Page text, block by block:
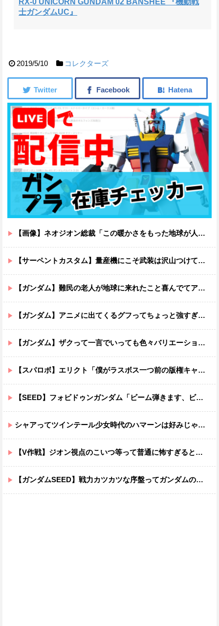
RX-0 UNICORN GUNDAM 02 BANSHEE 『機動戦
士ガンダムUC』
2019/5/10 コレクターズ
【画像】ネオジオン総裁「この暖かさをもった地球が人間さえ破壊するんだ（汗だく）」
【サーペントカスタム】量産機にこそ武装は沢山つけてほしいよね
【ガンダム】難民の老人が地球に来れたこと喜んでてアレ？連邦もやってることヤバくない？ってなる
【ガンダム】アニメに出てくるグフってちょっと強すぎじゃない？
【ガンダム】ザクって一言でいっても色々バリエーションがあるよね
【スパロボ】エリクト「僕がラスボス一つ前の版権キャラ最後の敵ってちょっと荷が重すぎない？」
【SEED】フォビドゥンガンダム「ビーム弾きます、ビーム曲げられます、空飛びます」←二世代目でこれ出来るのおかしいだろ
シャアってツインテール少女時代のハマーンは好みじゃなかったの？
【V作戦】ジオン視点のこいつ等って普通に怖すぎると思う…
【ガンダムSEED】戦力カツカツな序盤ってガンダムの中だと割と珍しい気がする